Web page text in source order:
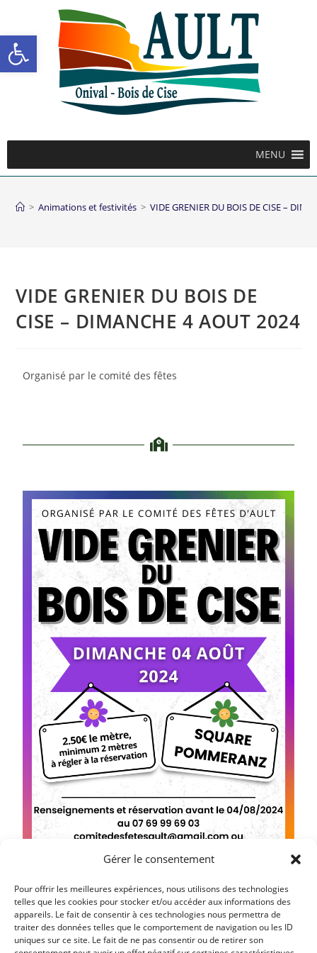
Ouvrir la barre d’outils
Gérer le consentement
Pour offrir les meilleures expériences, nous utilisons des technologies
telles que les cookies pour stocker et/ou accéder aux informations des
appareils. Le fait de consentir à ces technologies nous permettra de
traiter des données telles que le comportement de navigation ou les ID
uniques sur ce site. Le fait de ne pas consentir ou de retirer son
MENU
> Animations et festivités > VIDE GRENIER DU BOIS DE CISE –
VIDE GRENIER DU BOIS DE
CISE – DIMANCHE 4 AOUT 2024
Organisé par le comité des fêtes
Article précédent